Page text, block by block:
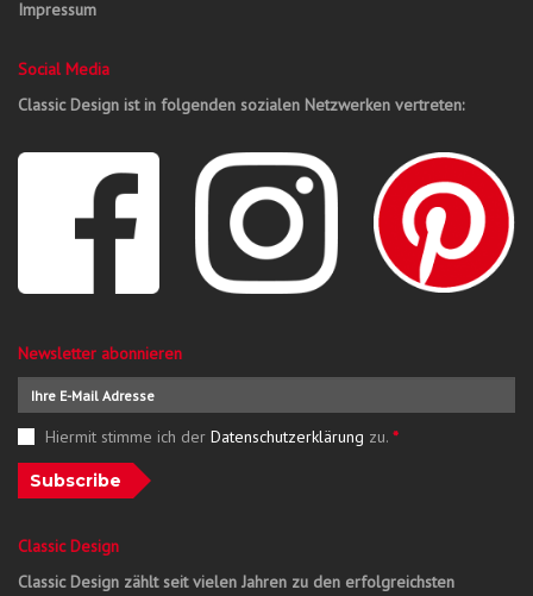
Impressum
Social Media
Classic Design ist in folgenden sozialen Netzwerken vertreten:
Newsletter abonnieren
Hiermit stimme ich der Datenschutzerklärung zu. *
Subscribe
Classic Design
Classic Design zählt seit vielen Jahren zu den erfolgreichsten